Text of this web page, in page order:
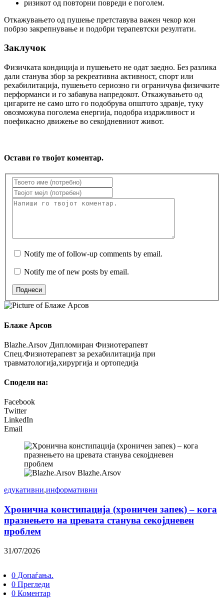
ризикот од повторни повреди е поголем.
Откажувањето од пушење претставува важен чекор кон
побрзо закрепнување и подобри терапевтски резултати.
Заклучок
Физичката кондиција и пушењето не одат заедно. Без разлика
дали станува збор за рекреативна активност, спорт или
рехабилитација, пушењето сериозно ги ограничува физичките
перформанси и го забавува напредокот. Откажувањето од
цигарите не само што го подобрува општото здравје, туку
овозможува поголема енергија, подобра издржливост и
поефикасно движење во секојдневниот живот.
Остави го твојот коментар.
Notify me of follow-up comments by email.
Notify me of new posts by email.
Поднеси
Блаже Арсов
Blazhe.Arsov Дипломиран Физиотерапевт
Спец.Физиотерапевт за рехабилитација при
травматологија,хирургија и ортопедија
Сподели на:
Facebook
Twitter
LinkedIn
Email
Blazhe.Arsov
едукативни,информативни
Хронична констипација (хроничен запек) – кога
празнењето на цревата станува секојдневен
проблем
31/07/2026
0 Допаѓања.
0 Прегледи
0 Коментар